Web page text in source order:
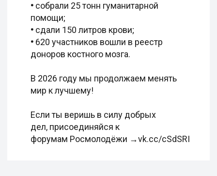
• собрали 25 тонн гуманитарной
помощи;
• сдали 150 литров крови;
• 620 участников вошли в реестр
доноров костного мозга.
В 2026 году мы продолжаем менять
мир к лучшему!
Если ты веришь в силу добрых
дел, присоединяйся к
форумам Росмолодёжи →vk.cc/cSdSRI